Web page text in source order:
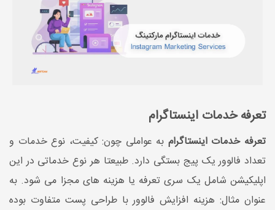
تعرفه خدمات اینستاگرام
تعرفه خدمات اینستاگرام به عواملی چون: کیفیت، نوع خدمات و
تعداد فالوور یک پیج بستگی دارد. طبیعتا هر نوع خدماتی در این
اپلیکیشن شامل یک سری تعرفه یا هزینه های مجزا می شود. به
عنوان مثال: هزینه افزایش فالوور با طراحی پست متفاوت بوده